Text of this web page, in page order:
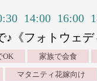
14:00 16:00
♪《フォトウェ
OK 家族で会食
マタニティ花嫁向け